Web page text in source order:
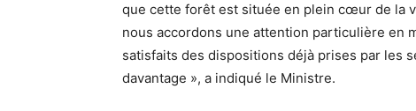
que cette forêt est située en plein cœur de la
nous accordons une attention particulière en
satisfaits des dispositions déjà prises par les
davantage », a indiqué le Ministre.